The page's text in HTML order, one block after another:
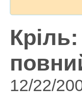
12/22/